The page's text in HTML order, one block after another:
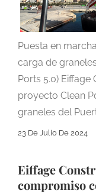
Puesta en
carga de
Ports 5.0)
proyecto Clean
graneles del
23 De Julio De 2024
Eiffage
compromiso